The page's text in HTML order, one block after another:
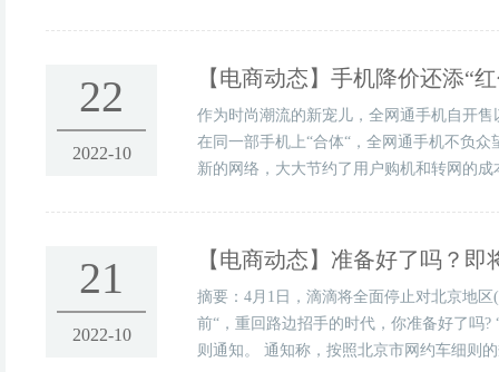
22
2022-10
【电商动态】 手机降价还添“
作为时尚潮流的新宠儿，全网通手机自开
在同一部手机上“合体“，全网通手机不负
新的网络，大大节约了用户购机和转网的
21
2022-10
【电商动态】 准备好了吗？即
摘要：4月1日，滴滴将全面停止对北京地
前“，重回路边招手的时代，你准备好了吗
则通知。 通知称，按照北京市网约车细则